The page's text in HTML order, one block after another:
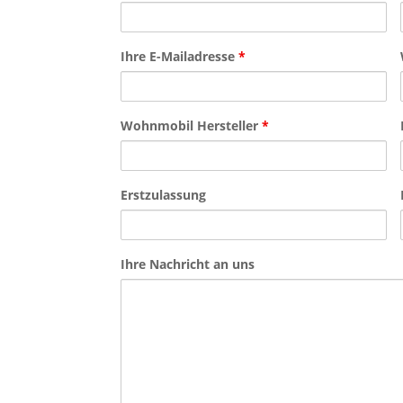
Ihre E-Mailadresse*
Wohnmobil Hersteller*
Erstzulassung
Ihre Nachricht an uns